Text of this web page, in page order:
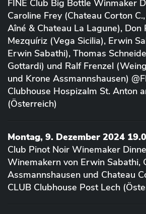
FINE Club Big Bottle Winmaker
Caroline Frey (Chateau Corton
Aîné & Chateau La Lagune), Don
Mezquíriz (Vega Sicilia), Erwin
Erwin Sabathi), Thomas
Gottardi) und Ralf Frenzel
und Krone Assmannshausen)
Clubhouse Hospizalm St. Anton
(Österreich)
Montag, 9. Dezember 2024
Club Pinot Noir Winemaker
Winemakern von Erwin Sabathi,
Assmannshausen und Chateau
CLUB Clubhouse Post Lech